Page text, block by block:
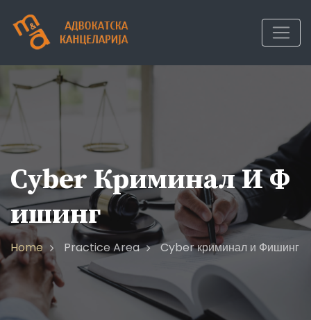
content
Cyber Криминал И Ф
Ишинг
Home Practice Area Cyber криминал и Фишинг